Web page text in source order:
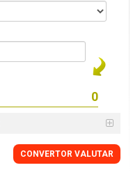
CONVERTOR VALUTAR